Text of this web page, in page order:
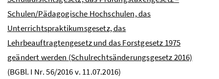
Schulen/Pädagogische Hochschulen, das
Unterrichtspraktikumsgesetz, das
Lehrbeauftragtengesetz und das Forstgesetz 1975
geändert werden (Schulrechtsänderungsgesetz 2016)
(BGBl. I Nr. 56/2016v. 11.07.2016)